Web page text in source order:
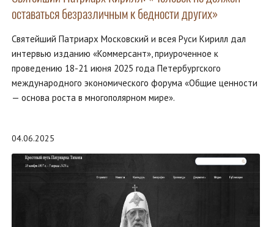
оставаться безразличным к бедности других»
Святейший Патриарх Московский и всея Руси Кирилл дал
интервью изданию «Коммерсант», приуроченное к
проведению 18-21 июня 2025 года Петербургского
международного экономического форума «Общие ценности
— основа роста в многополярном мире».
04.06.2025